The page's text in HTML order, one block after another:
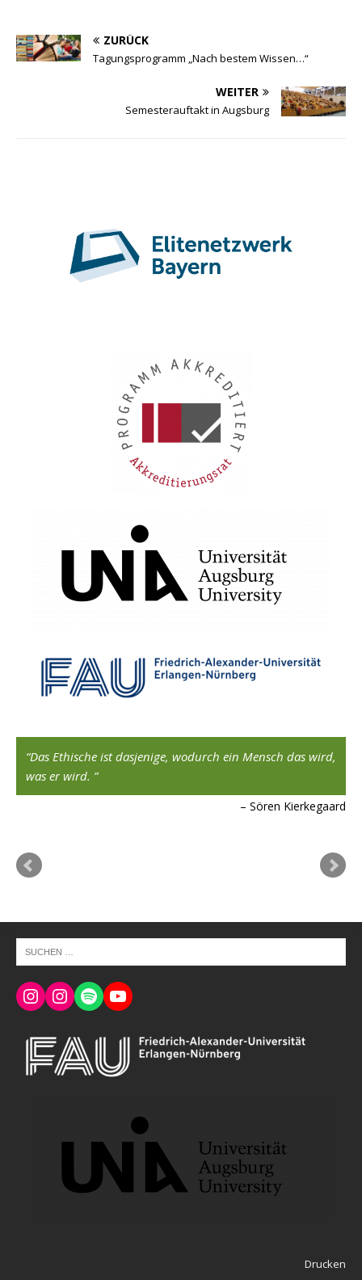
ZURÜCK
Tagungsprogramm „Nach bestem Wissen…“
WEITER
Semesterauftakt in Augsburg
Das Ethische ist dasjenige, wodurch ein Mensch das wird,
was er wird.
Sören Kierkegaard
Drucken